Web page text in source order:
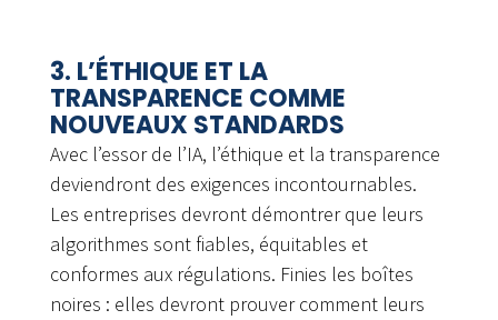
3. L’ÉTHIQUE ET LA
TRANSPARENCE COMME
NOUVEAUX STANDARDS
Avec l’essor de l’IA, l’éthique et la transparence
deviendront des exigences incontournables.
Les entreprises devront démontrer que leurs
algorithmes sont fiables, équitables et
conformes aux régulations. Finies les boîtes
noires : elles devront prouver comment leurs